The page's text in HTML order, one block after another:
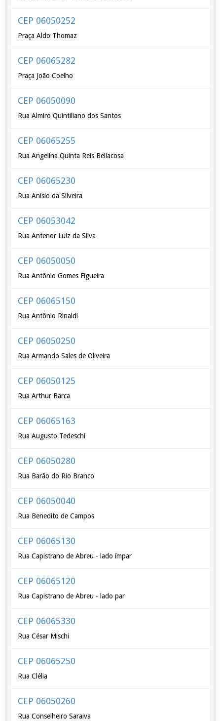
CEP 06050252
Praça Aldo Thomaz
CEP 06065282
Praça João Coelho
CEP 06050090
Rua Almiro Quintiliano dos Santos
CEP 06065255
Rua Angelina Quinta Reis Bellacosa
CEP 06065230
Rua Anísio da Silveira
CEP 06053042
Rua Antenor Luiz da Silva
CEP 06050050
Rua Antônio Gomes Figueira
CEP 06065150
Rua Antônio Rinaldi
CEP 06050250
Rua Armando Sales de Oliveira
CEP 06050125
Rua Arthur Barca
CEP 06065163
Rua Augusto Tedeschi
CEP 06050280
Rua Barão do Rio Branco
CEP 06050040
Rua Benedito de Campos
CEP 06065130
Rua Capistrano de Abreu - lado ímpar
CEP 06065120
Rua Capistrano de Abreu - lado par
CEP 06065330
Rua César Mischi
CEP 06065250
Rua Clélia
CEP 06050260
Rua Conselheiro Saraiva